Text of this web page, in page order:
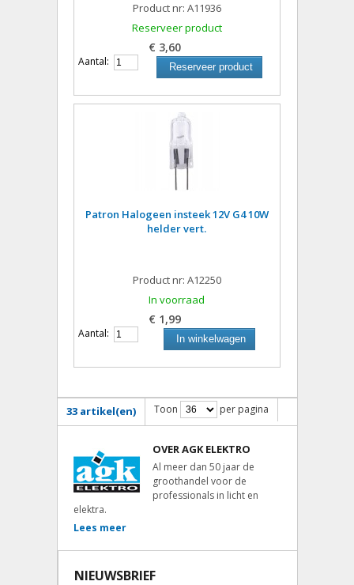
Product nr: A11936
Reserveer product
€ 3,60
Aantal: Reserveer product
Patron Halogeen insteek 12V G4 10W
helder vert.
Product nr: A12250
In voorraad
€ 1,99
Aantal: In winkelwagen
33 artikel(en) Toon per pagina
OVER AGK ELEKTRO
Al meer dan 50 jaar de
groothandel voor de
professionals in licht en
elektra.
Lees meer
NIEUWSBRIEF